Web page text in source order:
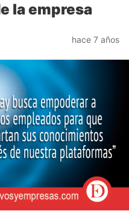
la empresa
hace 7 años